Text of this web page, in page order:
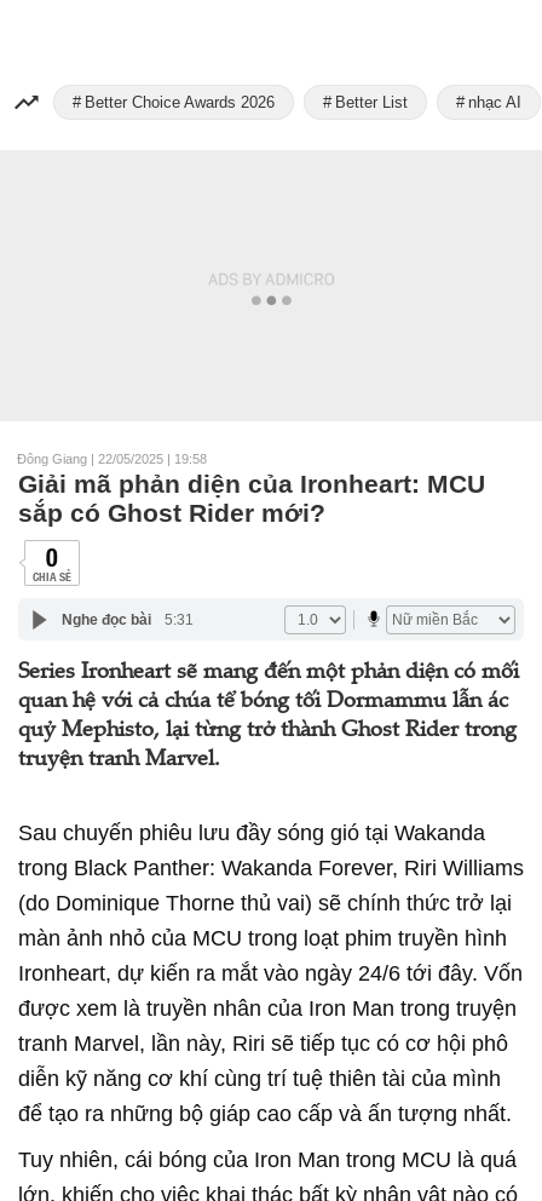
Better Choice Awards 2026 Better List nhạc AI
Đông Giang | 22/05/2025 | 19:58
Giải mã phản diện của Ironheart: MCU
sắp có Ghost Rider mới?
0
CHIA SẺ
Nghe đọc bài 5:31
Series Ironheart sẽ mang đến một phản diện có mối
quan hệ với cả chúa tể bóng tối Dormammu lẫn ác
quỷ Mephisto, lại từng trở thành Ghost Rider trong
truyện tranh Marvel.
Sau chuyến phiêu lưu đầy sóng gió tại Wakanda
trong Black Panther: Wakanda Forever, Riri Williams
(do Dominique Thorne thủ vai) sẽ chính thức trở lại
màn ảnh nhỏ của MCU trong loạt phim truyền hình
Ironheart, dự kiến ra mắt vào ngày 24/6 tới đây. Vốn
được xem là truyền nhân của Iron Man trong truyện
tranh Marvel, lần này, Riri sẽ tiếp tục có cơ hội phô
diễn kỹ năng cơ khí cùng trí tuệ thiên tài của mình
để tạo ra những bộ giáp cao cấp và ấn tượng nhất.
Tuy nhiên, cái bóng của Iron Man trong MCU là quá
lớn, khiến cho việc khai thác bất kỳ nhân vật nào có